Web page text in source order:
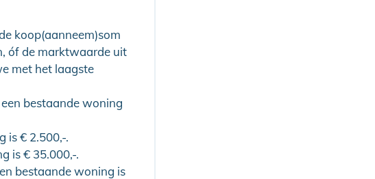
koop(aanneem)som
óf de marktwaarde uit
met het laagste
bestaande woning
is € 2.500,-.
is € 35.000,-.
bestaande woning is